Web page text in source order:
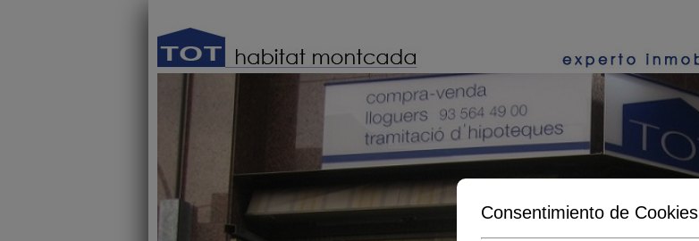
Consentimiento de Cookies